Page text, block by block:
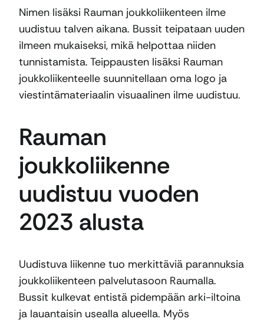
Nimen lisäksi Rauman joukkoliikenteen ilme
uudistuu talven aikana. Bussit teipataan uuden
ilmeen mukaiseksi, mikä helpottaa niiden
tunnistamista. Teippausten lisäksi Rauman
joukkoliikenteelle suunnitellaan oma logo ja
viestintämateriaalin visuaalinen ilme uudistuu.
Rauman
joukkoliikenne
uudistuu vuoden
2023 alusta
Uudistuva liikenne tuo merkittäviä parannuksia
joukkoliikenteen palvelutasoon Raumalla.
Bussit kulkevat entistä pidempään arki-iltoina
ja lauantaisin usealla alueella. Myös